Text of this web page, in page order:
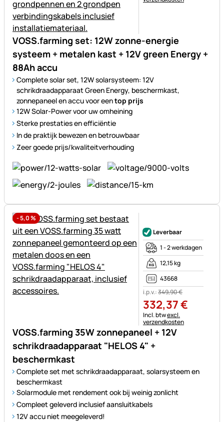
VOSS.farming set: 12W zonne-energie
systeem + metalen kast + 12V green Energy +
88Ah accu
Complete solar set, 12W solarsysteem: 12V
schrikdraadapparaat Green Energy, beschermkast,
zonnepaneel en accu voor eentop prijs
12W Solar-Power voor uw omheining
Sterke prestaties en efficiëntie
In de praktijk bewezen en betrouwbaar
Zeer goede prijs/kwaliteitverhouding
-5,0%
VOSS.farming 35W zonnepaneel + 12V
schrikdraadapparaat "HELOS 4" +
beschermkast
Complete set met schrikdraadapparaat, solarsysteem en
beschermkast
Solarmodule met rendement ook bij weinig zonlicht
Compleet geleverd inclusief aansluitkabels
12V accu niet meegeleverd!
Leverbaar
1 - 2 werkdagen
12,15 kg
43668
i.p.v.:349,90€
332,37€
Belastinginformatie:
Incl. btwexcl.
verzendkosten